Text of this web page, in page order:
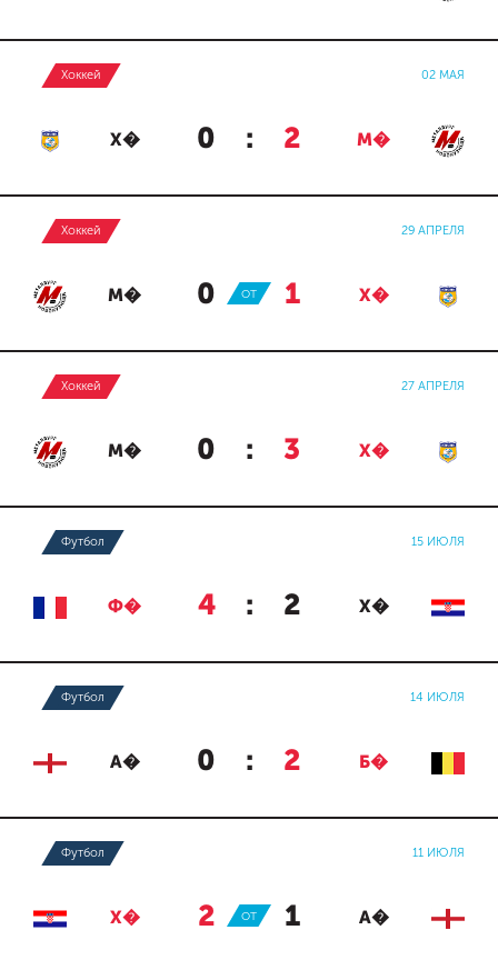
Хоккей 02 МАЯ
Х� 0 : 2 М�
Хоккей 29 АПРЕЛЯ
М� 0 : 1 Х�
ОТ
Хоккей 27 АПРЕЛЯ
М� 0 : 3 Х�
Футбол 15 ИЮЛЯ
Ф� 4 : 2 Х�
Футбол 14 ИЮЛЯ
А� 0 : 2 Б�
Футбол 11 ИЮЛЯ
Х� 2 : 1 А�
ОТ